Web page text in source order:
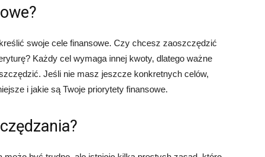
swoje cele finansowe. Czy chcesz zaoszczędzić
Każdy cel wymaga innej kwoty, dlatego ważne
Jeśli nie masz jeszcze konkretnych celów,
i jakie są Twoje priorytety finansowe.